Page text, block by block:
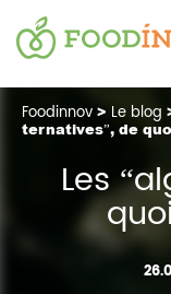
Foodinnov > Le blog
ternatives”, de
Les